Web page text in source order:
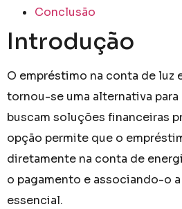
Conclusão
Introdução
O empréstimo na conta de luz
tornou-se uma alternativa
buscam soluções financeiras
opção permite que o
diretamente na conta de
o pagamento e associando-o
essencial.